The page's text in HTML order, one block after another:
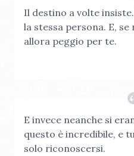
Il destino a volte
la stessa persona. E,
allora peggio per te.
E invece neanche si
questo è incredibile, e
solo riconoscersi.